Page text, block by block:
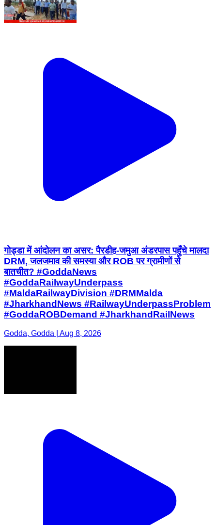
गोड्डा में आंदोलन का असर: पैरडीह-जमुआ अंडरपास पहुँचे मालदा
DRM, जलजमाव की समस्या और ROB पर ग्रामीणों से
बातचीत? #GoddaNews
#GoddaRailwayUnderpass
#MaldaRailwayDivision #DRMMalda
#JharkhandNews #RailwayUnderpassProblem
#GoddaROBDemand #JharkhandRailNews
Godda, Godda | Aug 8, 2026